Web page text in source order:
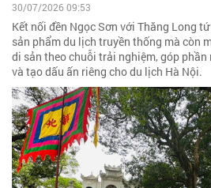
30/07/2026 09:53
Kết nối đền Ngọc Sơn với Thăng Long
sản phẩm du lịch truyền thống mà còn
di sản theo chuỗi trải nghiệm, góp
và tạo dấu ấn riêng cho du lịch Hà Nội.